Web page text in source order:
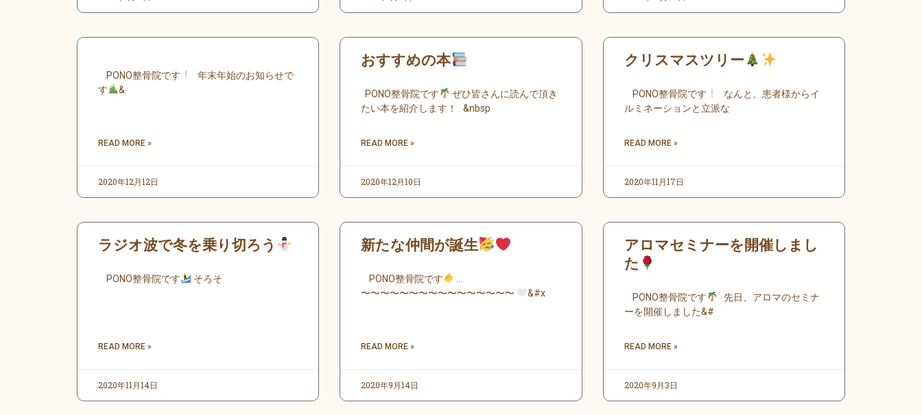
PONO整骨院です
年末年始のお知らせで
す
&
READ MORE »
2020年12月12日
おすすめの本
PONO整骨院です
ぜひ皆さんに読んで頂き
たい本を紹介します！ &nbsp
READ MORE »
2020年12月10日
クリスマスツリー
PONO整骨院です
なんと、患者様からイ
ルミネーションと立派な
READ MORE »
2020年11月17日
ラジオ波で冬を乗り切ろう
PONO整骨院です そろそ
READ MORE »
2020年11月14日
新たな仲間が誕生
PONO整骨院です
〜〜〜〜〜〜〜〜〜〜〜〜〜〜〜〜
&#x
READ MORE »
2020年9月14日
アロマセミナーを開催しまし
た
PONO整骨院です
先日、アロマのセミナ
ーを開催しました&#
READ MORE »
2020年9月3日